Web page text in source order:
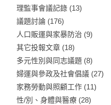
理監事會議記錄(13)
議題討論(176)
人口販運與家暴防治 (9)
其它投報文章(18)
多元性別與同志議題(8)
婦運與參政及社會倡議(27)
家務勞動與照顧工作(11)
性/別、身體與醫療(28)